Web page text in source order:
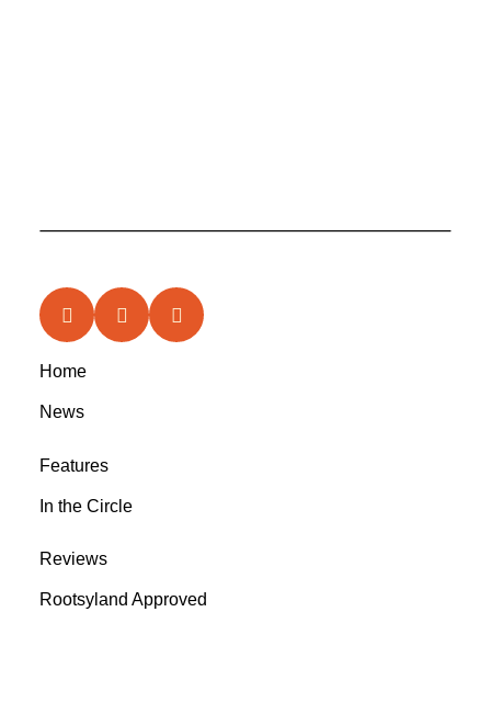
Home
News
Features
In the Circle
Reviews
Rootsyland Approved